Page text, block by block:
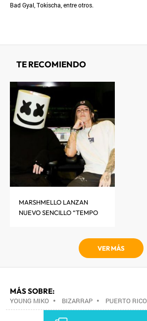
Bad Gyal, Tokischa, entre otros.
TE RECOMIENDO
MARSHMELLO LANZAN
NUEVO SENCILLO “TEMPO
VER MÁS
MÁS SOBRE:
YOUNG MIKO • BIZARRAP • PUERTO RICO
•LATINOAMÉRICA•AMÉRICA•